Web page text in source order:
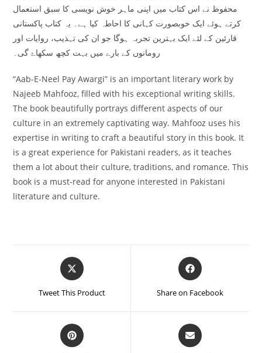
محفوظ نے اس کتاب میں اپنی ماہر خوش نویسی کا سبق استعمال
کرتے ہوئے ایک خوبصورت کہانی کا احاطہ کیا ہے۔ یہ کتاب پاکستانی
قارئین کے لئے ایک بہترین تجربہ ہوگا جو ان کی تہذیب، روایات اور
رومانوں کے بارے میں بہت کچھ سکھاۓ گی۔
“Aab-E-Neel Pay Awargi” is an important literary work by
Najeeb Mahfooz, filled with his exceptional writing skills.
The book beautifully portrays different aspects of our
culture in an extremely captivating way. Mahfooz uses his
expertise in writing to craft a beautiful story in this book. It
is a great experience for Pakistani readers, as it teaches
them a lot about their culture, traditions, and romance. This
book is a must-read for anyone interested in Pakistani
literature and culture.
Tweet This Product Share on Facebook